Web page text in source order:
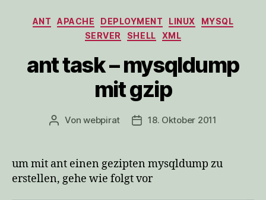
Kategorien
ANT APACHE DEPLOYMENT LINUX
MYSQL
SERVER
SHELL XML
ant task – mysqldump
mit gzip
Beitragsautor
Vonwebpirat Veröffentlichungsdatum
18. Oktober 2011
um mit ant einen gezipten mysqldump zu
erstellen, gehe wie folgt vor